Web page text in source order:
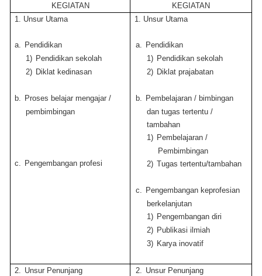
KEGIATAN
KEGIATAN
1. Unsur Utama
a.
Pendidikan
1) Pendidikan sekolah
2) Diklat kedinasan
b.
Proses belajar mengajar /
pembimbingan
c. Pengembangan profesi
1. Unsur Utama
a.
Pendidikan
1) Pendidikan sekolah
2) Diklat prajabatan
b.
Pembelajaran / bimbingan
dan tugas tertentu /
tambahan
1) Pembelajaran /
Pembimbingan
2) Tugas tertentu/tambahan
c.
Pengembangan keprofesian
berkelanjutan
1) Pengembangan diri
2) Publikasi ilmiah
3) Karya inovatif
2.
Unsur Penunjang
2.
Unsur Penunjang